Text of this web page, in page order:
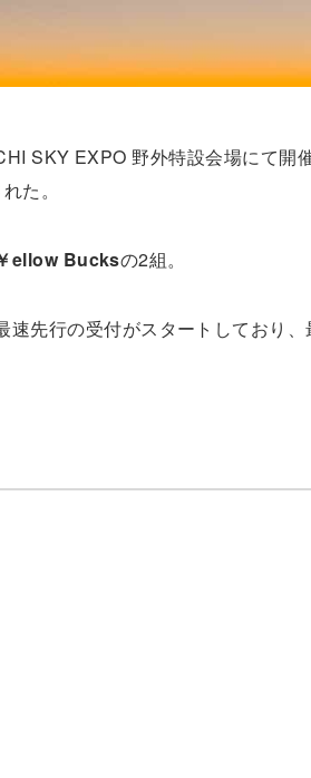
SKY EXPO 野外特設会場にて開
た。
ellow Bucksの2組。
速先行の受付がスタートしており